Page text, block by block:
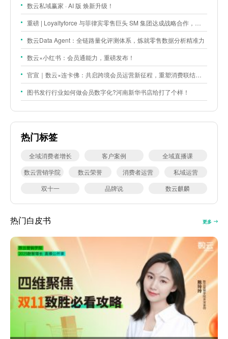
数云私域赢家 · AI 版 焕新升级！
重磅 | Loyaltyforce 与菲律宾零售巨头 SM 集团达成战略合作，携手开启 SMAC 会员数智化运营新征程
数云Data Agent：全链路量化评测体系，炼就零售数据分析精准力
数云×小红书：会员通能力，重磅发布！
官宣｜数云×连卡佛：共启跨境会员运营新征程，重塑消费联结新体验
图书发行行业如何做会员数字化?河南新华书店给打了个样！
热门标签
全域消费者增长 客户案例
全域直播课
数云营销学院
数云荣誉 消费者运营
私域运营
双十一
品牌说 数云麒麟
热门白皮书 更多